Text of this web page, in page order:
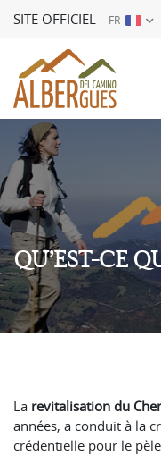
SITE OFFICIEL FR
EN
QU’EST-CE
La revitalisation du
années, a conduit à la
crédentielle pour le